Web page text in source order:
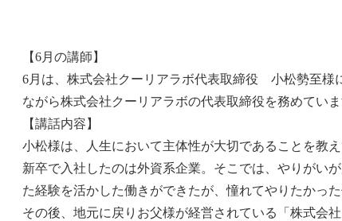
【6月の講師】
6月は、株式会社クーリアラボ代表取締役 小松勢至様
ながら株式会社クーリアラボの代表取締役を務めてい
【講話内容】
小松様は、人生において主体性が大切であることを教
新卒で入社したのは外資系企業。そこでは、やりがい
た経験を活かした働きができたが、憧れてやりたかっ
その後、地元に戻りお父様が経営されている「株式会